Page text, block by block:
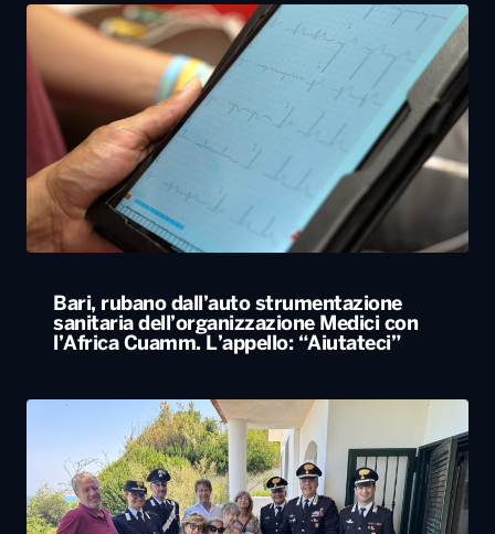
Bari, rubano dall’auto strumentazione
sanitaria dell’organizzazione Medici con
l’Africa Cuamm. L’appello: “Aiutateci”